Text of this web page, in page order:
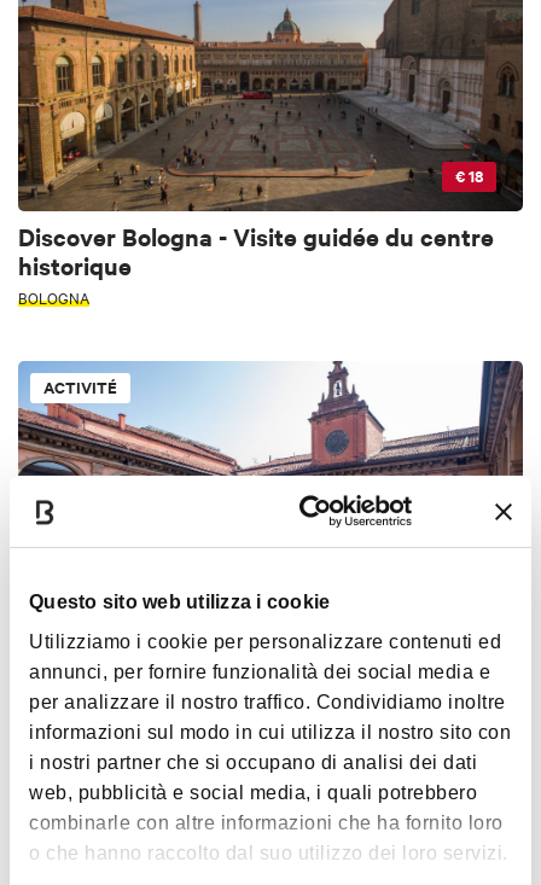
Questo sito web utilizza i cookie
Utilizziamo i cookie per personalizzare contenuti ed
annunci, per fornire funzionalità dei social media e
per analizzare il nostro traffico. Condividiamo inoltre
informazioni sul modo in cui utilizza il nostro sito con
i nostri partner che si occupano di analisi dei dati
web, pubblicità e social media, i quali potrebbero
combinarle con altre informazioni che ha fornito loro
o che hanno raccolto dal suo utilizzo dei loro servizi.
€ 18
Discover Bologna - Visite guidée du centre
historique
BOLOGNA
ACTIVITÉ
Palazzo dell'Archiginnasio et Teatro
Anatomico - Visite guidée ou avec
audioguide
BOLOGNA
ACTIVITÉ